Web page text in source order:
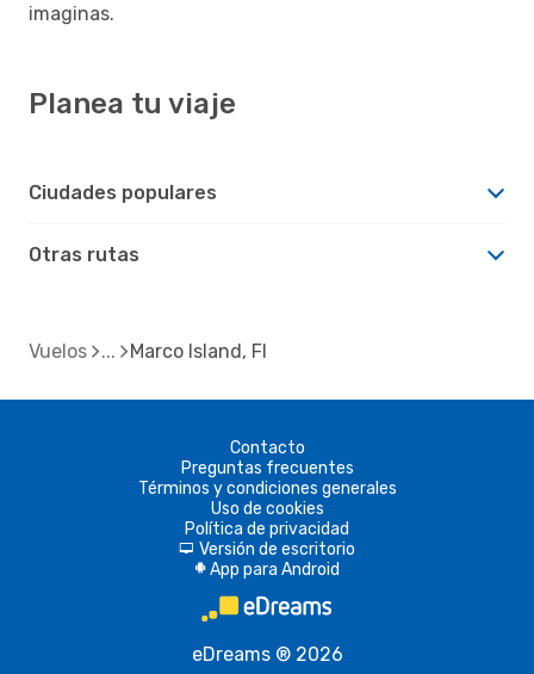
imaginas.
Planea tu viaje
Ciudades populares
Otras rutas
Vuelos Marco Island, Fl
Contacto
Preguntas frecuentes
Términos y condiciones generales
Uso de cookies
Política de privacidad
d Versión de escritorio
A App para Android
eDreams ® 2026